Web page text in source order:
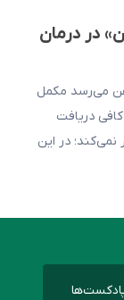
در درمان
می‌رسد مکمل
دریافت
در این
داشته